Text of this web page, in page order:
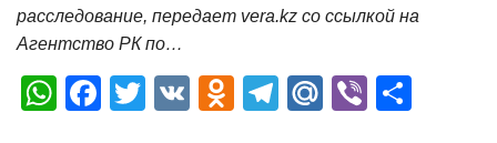
расследование, передает vera.kz со ссылкой на
Агентство РК по…
W
F
T
V
O
T
M
Vi